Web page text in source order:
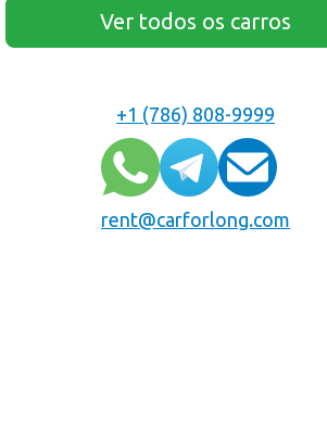
Ver todos os carros
+1 (786) 808-9999
rent@carforlong.com